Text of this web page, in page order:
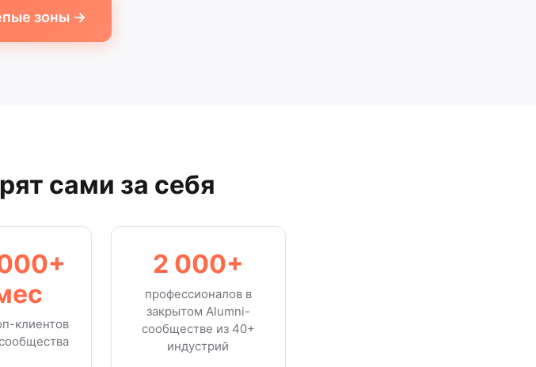
зоны →
сами за себя
клиентов
2 000+
профессионалов в
закрытом Alumni-
сообществе из 40+
индустрий